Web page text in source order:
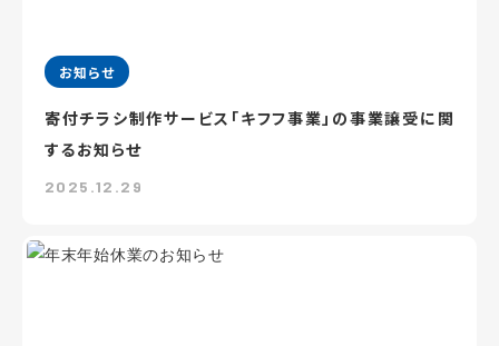
お知らせ
寄付チラシ制作サービス「キフフ事業」の事業譲受に関
するお知らせ
2025.12.29